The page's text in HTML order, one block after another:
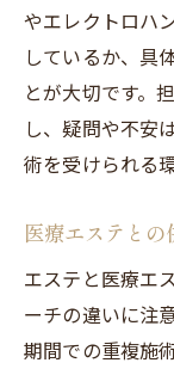
やエレクトロハ
しているか、具
とが大切です。
し、疑問や不安
術を受けられる
医療エステと
エステと医療エ
ーチの違いに注
期間での重複施